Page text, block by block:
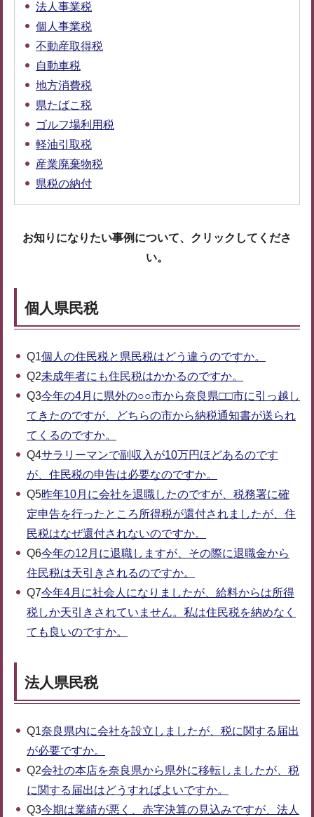
法人事業税
個人事業税
不動産取得税
自動車税
地方消費税
県たばこ税
ゴルフ場利用税
軽油引取税
産業廃棄物税
県税の納付
お知りになりたい事例について、クリックしてくださ
い。
個人県民税
Q1個人の住民税と県民税はどう違うのですか。
Q2未成年者にも住民税はかかるのですか。
Q3今年の4月に県外の○○市から奈良県□□市に引っ越し
てきたのですが、どちらの市から納税通知書が送られ
てくるのですか。
Q4サラリーマンで副収入が10万円ほどあるのです
が、住民税の申告は必要なのですか。
Q5昨年10月に会社を退職したのですが、税務署に確
定申告を行ったところ所得税が還付されましたが、住
民税はなぜ還付されないのですか。
Q6今年の12月に退職しますが、その際に退職金から
住民税は天引きされるのですか。
Q7今年4月に社会人になりましたが、給料からは所得
税しか天引きされていません。私は住民税を納めなく
ても良いのですか。
法人県民税
Q1奈良県内に会社を設立しましたが、税に関する届出
が必要ですか。
Q2会社の本店を奈良県から県外に移転しましたが、税
に関する届出はどうすればよいですか。
Q3今期は業績が悪く、赤字決算の見込みですが、法人